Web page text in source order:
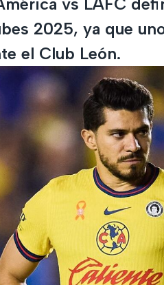
2025, ya que
el Club León.